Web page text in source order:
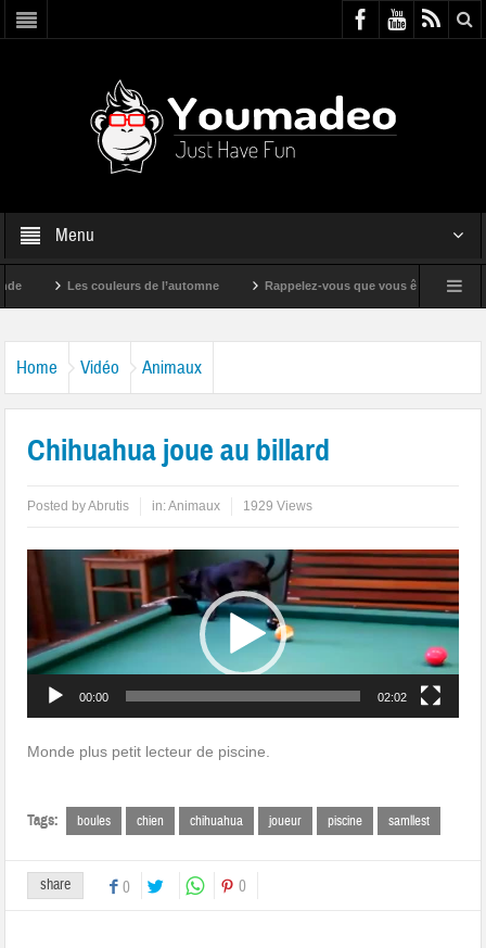
Menu
Les couleurs de l’automne Rappelez-vous que vous êtes super !
Home Vidéo Animaux
Chihuahua joue au billard
Posted byAbrutis in:Animaux 1929 Views
00:00 02:02
Monde plus petit lecteur de piscine.
Tags: boules chien chihuahua joueur piscine samllest
share 0 0